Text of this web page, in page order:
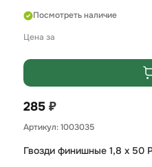
Посмотреть наличие
Цена за
285 ₽
Артикул: 1003035
Гвозди финишные 1,8 x 50